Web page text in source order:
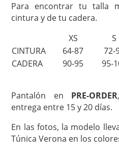
Para encontrar tu talla
cintura y de tu cadera.
XS
S
CINTURA
64-87 72-
CADERA
90-95 95-
Pantalón en PRE-ORDER
entrega entre 15 y 20 días.
En las fotos, la modelo
Túnica Verona en los